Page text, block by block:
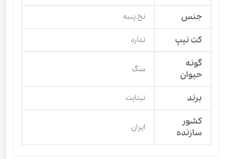
جنس نخ پنبه
کت نیپ ندارد
گونه
حیوان
سگ
برند نیناپت
کشور
سازنده
ایران